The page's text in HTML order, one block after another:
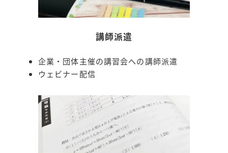
講師派遣
企業・団体主催の講習会への講師派遣
ウェビナー配信